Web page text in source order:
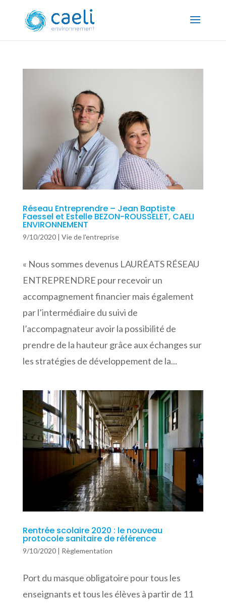
Réseau Entreprendre – Jean Baptiste
Faessel et Estelle BEZON-ROUSSELET, CAELI
ENVIRONNEMENT
9/10/2020| Vie de l'entreprise
« Nous sommes devenus LAURÉATS RÉSEAU
ENTREPRENDRE pour recevoir un
accompagnement financier mais également
par l’intermédiaire du suivi de
l’accompagnateur avoir la possibilité de
prendre de la hauteur grâce aux échanges sur
les stratégies de développement de la...
Rentrée scolaire 2020 : le nouveau
protocole sanitaire de référence
9/10/2020| Règlementation
Port du masque obligatoire pour tous les
enseignants et tous les élèves à partir de 11